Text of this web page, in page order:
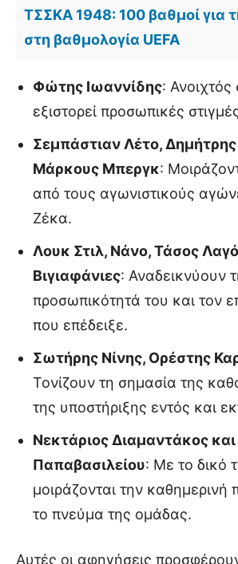
ΤΣΣΚΑ 1948: 100 βαθμοί για
στη βαθμολογία UEFA
Φώτης Ιωαννίδης:
εξιστορεί προσωπικές
Σεμπάστιαν Λέτο,
Μάρκους Μπεργκ:
από τους αγωνιστικούς
Ζέκα.
Λουκ Στιλ, Νάνο, Τάσος
Βιγιαφάνιες: Αναδεικνύουν
προσωπικότητά του και τον
που επέδειξε.
Σωτήρης Νίνης, Ορέστης
Τονίζουν τη σημασία της
της υποστήριξης εντός και
Νεκτάριος Διαμαντάκος
Παπαβασιλείου: Με το δικό
μοιράζονται την καθημερινή
το πνεύμα της ομάδας.
Αυτές οι αφηγήσεις